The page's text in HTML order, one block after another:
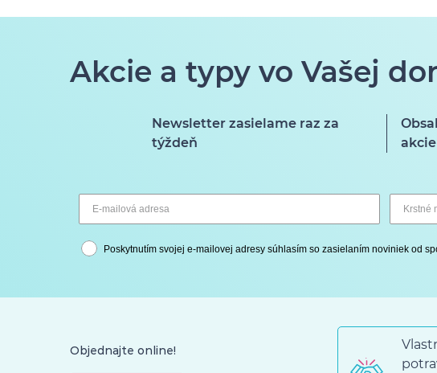
Akcie a typy vo Vašej
Newsletter zasielame raz za
týždeň
akcie
Poskytnutím svojej e-mailovej adresy súhlasím so zasielaním noviniek od
Objednajte online!